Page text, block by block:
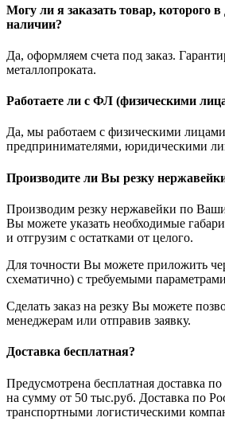
Могу ли я заказать товар, которого
наличии?
Да, оформляем счета под заказ.
металлопроката.
Работаете ли с ФЛ (физическими
Да, мы работаем с физическими
предпринимателями, юридическими
Производите ли Вы резку
Производим резку нержавейки по
Вы можете указать необходимые
и отгрузим с остатками от целого.
Для точности Вы можете приложить
схематично) с требуемыми
Сделать заказ на резку Вы можете
менеджерам или отправив заявку.
Доставка бесплатная?
Предусмотрена бесплатная доставка по
на сумму от 50 тыс.руб. Доставка по
транспортными логистическими